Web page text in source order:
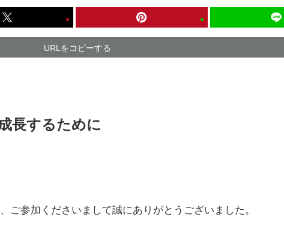
URLをコピーする
長するために
参加くださいまして誠にありがとうございました。